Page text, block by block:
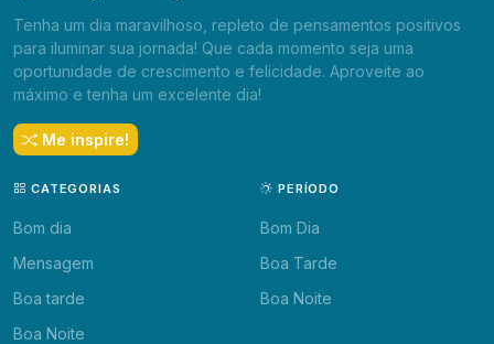
Tenha um dia maravilhoso, repleto de pensamentos positivos
para iluminar sua jornada! Que cada momento seja uma
oportunidade de crescimento e felicidade. Aproveite ao
máximo e tenha um excelente dia!
Me inspire!
CATEGORIAS
Bom dia
Mensagem
Boa tarde
Boa Noite
PERÍODO
Bom Dia
Boa Tarde
Boa Noite